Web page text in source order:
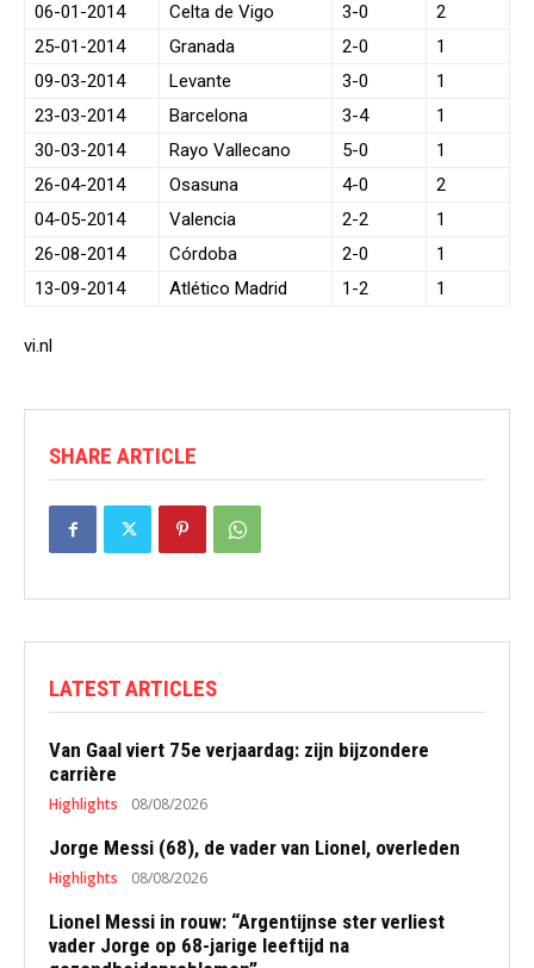
06-01-2014
Celta de Vigo 3-0
2
25-01-2014
Granada 2-0
1
09-03-2014
Levante 3-0
1
23-03-2014
Barcelona 3-4
1
30-03-2014
Rayo Vallecano 5-0
1
26-04-2014
Osasuna 4-0
2
04-05-2014
Valencia 2-2
1
26-08-2014
Córdoba 2-0
1
13-09-2014
Atlético Madrid 1-2 1
vi.nl
SHARE ARTICLE
LATEST ARTICLES
Van Gaal viert 75e verjaardag: zijn bijzondere
carrière
Highlights 08/08/2026
Jorge Messi (68), de vader van Lionel, overleden
Highlights 08/08/2026
Lionel Messi in rouw: “Argentijnse ster verliest
vader Jorge op 68-jarige leeftijd na